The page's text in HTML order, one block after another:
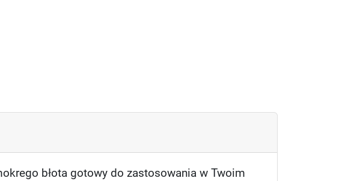
błota gotowy do zastosowania w Twoim